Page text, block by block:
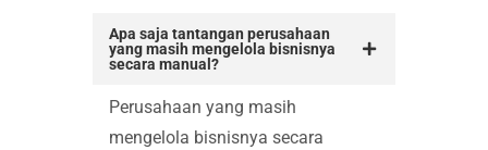
Apa saja tantangan perusahaan
yang masih mengelola bisnisnya
secara manual?
Perusahaan yang masih
mengelola bisnisnya secara